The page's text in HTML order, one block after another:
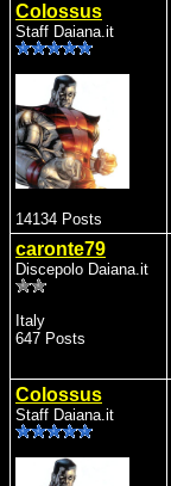
Colossus
Staff Daiana.it
14134 Posts
caronte79
Discepolo Daiana.it
Italy
647 Posts
Colossus
Staff Daiana.it